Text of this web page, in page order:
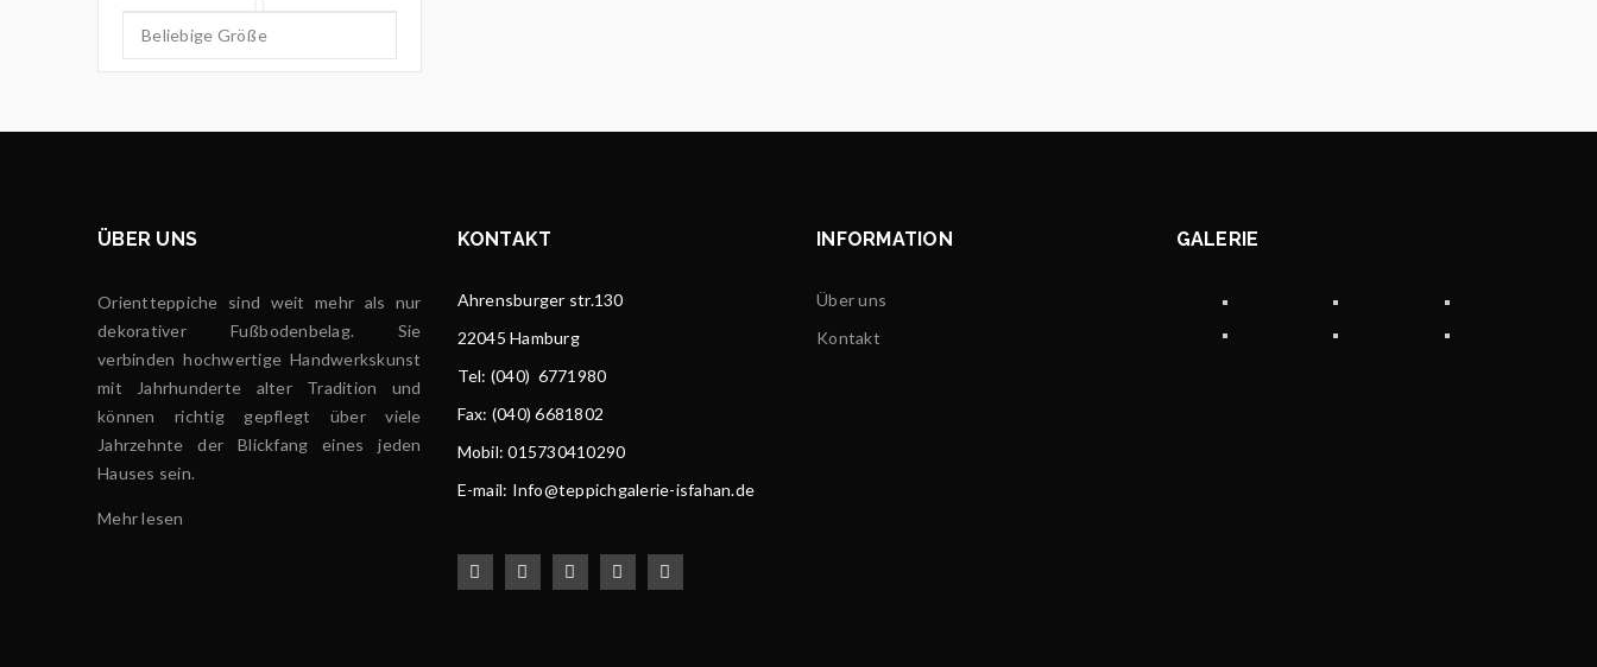
ÜBER UNS
Orientteppiche sind weit mehr als nur
dekorativer Fußbodenbelag. Sie
verbinden hochwertige Handwerkskunst
mit Jahrhunderte alter Tradition und
können richtig gepflegt über viele
Jahrzehnte der Blickfang eines jeden
Hauses sein.
Mehr lesen
KONTAKT
Ahrensburger str.130
22045 Hamburg
Tel: (040) 6771980
Fax: (040) 6681802
Mobil: 015730410290
E-mail: Info@teppichgalerie-isfahan.de
INFORMATION
Über uns
Kontakt
GALERIE